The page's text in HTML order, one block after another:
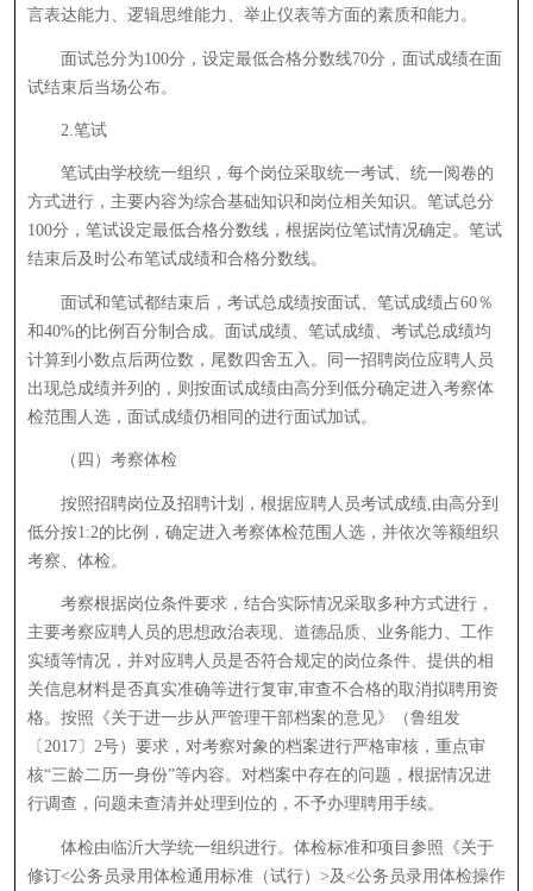
言表达能力、逻辑思维能力、举止仪表等方面的素质和能力。
面试总分为100分，设定最低合格分数线70分，面试成绩在面
试结束后当场公布。
2.笔试
笔试由学校统一组织，每个岗位采取统一考试、统一阅卷的
方式进行，主要内容为综合基础知识和岗位相关知识。笔试总分
100分，笔试设定最低合格分数线，根据岗位笔试情况确定。笔试
结束后及时公布笔试成绩和合格分数线。
面试和笔试都结束后，考试总成绩按面试、笔试成绩占60％
和40%的比例百分制合成。面试成绩、笔试成绩、考试总成绩均
计算到小数点后两位数，尾数四舍五入。同一招聘岗位应聘人员
出现总成绩并列的，则按面试成绩由高分到低分确定进入考察体
检范围人选，面试成绩仍相同的进行面试加试。
（四）考察体检
按照招聘岗位及招聘计划，根据应聘人员考试成绩,由高分到
低分按1:2的比例，确定进入考察体检范围人选，并依次等额组织
考察、体检。
考察根据岗位条件要求，结合实际情况采取多种方式进行，
主要考察应聘人员的思想政治表现、道德品质、业务能力、工作
实绩等情况，并对应聘人员是否符合规定的岗位条件、提供的相
关信息材料是否真实准确等进行复审,审查不合格的取消拟聘用资
格。按照《关于进一步从严管理干部档案的意见》（鲁组发
〔2017〕2号）要求，对考察对象的档案进行严格审核，重点审
核“三龄二历一身份”等内容。对档案中存在的问题，根据情况进
行调查，问题未查清并处理到位的，不予办理聘用手续。
体检由临沂大学统一组织进行。体检标准和项目参照《关于
修订<公务员录用体检通用标准（试行）>及<公务员录用体检操作